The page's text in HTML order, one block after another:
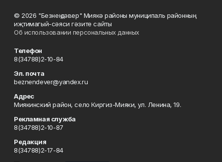
© 2026 "Безнең дәвер" Миякә районы муниципаль районның
иҗтимагый-сәяси гәзите сайты
Об использовании персональных данных
Телефон
8(34788)2-10-84
Эл. почта
beznendever@yandex.ru
Адрес
Миякинский район, село Киргиз-Мияки, ул. Ленина, 19.
Рекламная служба
8(34788)2-10-87
Редакция
8(34788)2-17-84